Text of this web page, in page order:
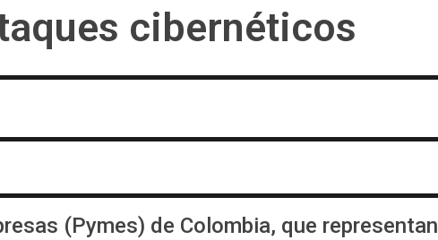
cibernéticos
(Pymes) de Colombia, que representan